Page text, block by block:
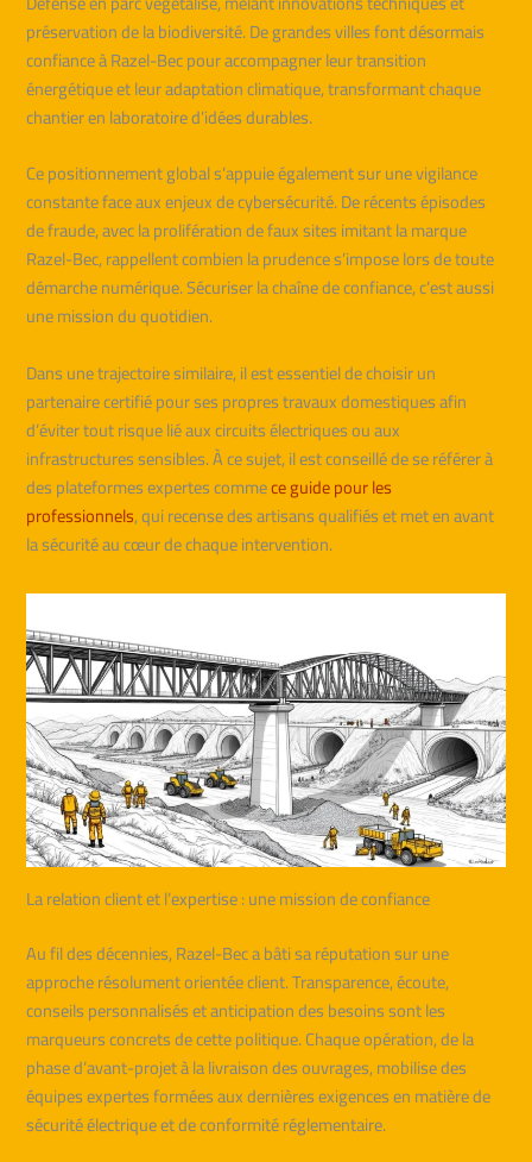
préservation de la biodiversité. De grandes villes font désormais
confiance à Razel-Bec pour accompagner leur transition
énergétique et leur adaptation climatique, transformant chaque
chantier en laboratoire d’idées durables.
Ce positionnement global s’appuie également sur une vigilance
constante face aux enjeux de cybersécurité. De récents épisodes
de fraude, avec la prolifération de faux sites imitant la marque
Razel-Bec, rappellent combien la prudence s’impose lors de toute
démarche numérique. Sécuriser la chaîne de confiance, c’est aussi
une mission du quotidien.
Dans une trajectoire similaire, il est essentiel de choisir un
partenaire certifié pour ses propres travaux domestiques afin
d’éviter tout risque lié aux circuits électriques ou aux
infrastructures sensibles. À ce sujet, il est conseillé de se référer à
des plateformes expertes commece guide pour les
professionnels, qui recense des artisans qualifiés et met en avant
la sécurité au cœur de chaque intervention.
La relation client et l’expertise : une mission de confiance
Au fil des décennies, Razel-Bec a bâti sa réputation sur une
approche résolument orientée client. Transparence, écoute,
conseils personnalisés et anticipation des besoins sont les
marqueurs concrets de cette politique. Chaque opération, de la
phase d’avant-projet à la livraison des ouvrages, mobilise des
équipes expertes formées aux dernières exigences en matière de
sécurité électrique et de conformité réglementaire.